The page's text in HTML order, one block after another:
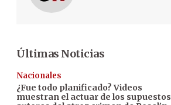
Últimas Noticias
Nacionales
¿Fue todo planificado? Videos
muestran el actuar de los supuestos